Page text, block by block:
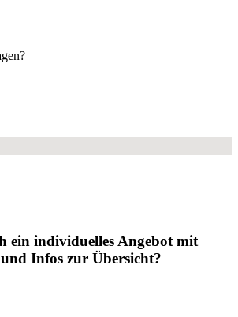
ein individuelles Angebot mit
Infos zur Übersicht?